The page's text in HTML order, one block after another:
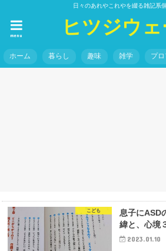
日々のあれやこれやを綴る雑記系
ヒツジウ
menu
ホーム 暮らし 趣味 雑学 プ
こども
息子にASD
緯と、心境
2023.01.10